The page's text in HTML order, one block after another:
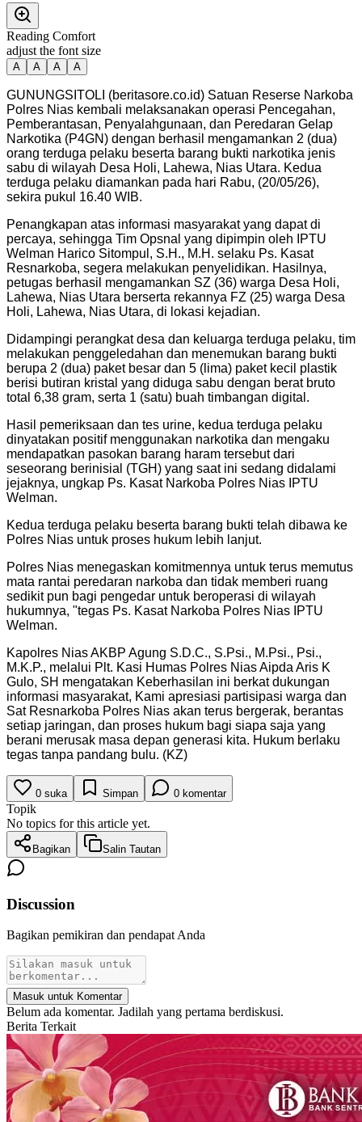
Reading Comfort
adjust the font size
A A A A
GUNUNGSITOLI (beritasore.co.id) Satuan Reserse Narkoba
Polres Nias kembali melaksanakan operasi Pencegahan,
Pemberantasan, Penyalahgunaan, dan Peredaran Gelap
Narkotika (P4GN) dengan berhasil mengamankan 2 (dua)
orang terduga pelaku beserta barang bukti narkotika jenis
sabu di wilayah Desa Holi, Lahewa, Nias Utara. Kedua
terduga pelaku diamankan pada hari Rabu, (20/05/26),
sekira pukul 16.40 WIB.
Penangkapan atas informasi masyarakat yang dapat di
percaya, sehingga Tim Opsnal yang dipimpin oleh IPTU
Welman Harico Sitompul, S.H., M.H. selaku Ps. Kasat
Resnarkoba, segera melakukan penyelidikan. Hasilnya,
petugas berhasil mengamankan SZ (36) warga Desa Holi,
Lahewa, Nias Utara berserta rekannya FZ (25) warga Desa
Holi, Lahewa, Nias Utara, di lokasi kejadian.
Didampingi perangkat desa dan keluarga terduga pelaku, tim
melakukan penggeledahan dan menemukan barang bukti
berupa 2 (dua) paket besar dan 5 (lima) paket kecil plastik
berisi butiran kristal yang diduga sabu dengan berat bruto
total 6,38 gram, serta 1 (satu) buah timbangan digital.
Hasil pemeriksaan dan tes urine, kedua terduga pelaku
dinyatakan positif menggunakan narkotika dan mengaku
mendapatkan pasokan barang haram tersebut dari
seseorang berinisial (TGH) yang saat ini sedang didalami
jejaknya, ungkap Ps. Kasat Narkoba Polres Nias IPTU
Welman.
Kedua terduga pelaku beserta barang bukti telah dibawa ke
Polres Nias untuk proses hukum lebih lanjut.
Polres Nias menegaskan komitmennya untuk terus memutus
mata rantai peredaran narkoba dan tidak memberi ruang
sedikit pun bagi pengedar untuk beroperasi di wilayah
hukumnya, "tegas Ps. Kasat Narkoba Polres Nias IPTU
Welman.
Kapolres Nias AKBP Agung S.D.C., S.Psi., M.Psi., Psi.,
M.K.P., melalui Plt. Kasi Humas Polres Nias Aipda Aris K
Gulo, SH mengatakan Keberhasilan ini berkat dukungan
informasi masyarakat, Kami apresiasi partisipasi warga dan
Sat Resnarkoba Polres Nias akan terus bergerak, berantas
setiap jaringan, dan proses hukum bagi siapa saja yang
berani merusak masa depan generasi kita. Hukum berlaku
tegas tanpa pandang bulu. (KZ)
0 suka Simpan 0 komentar
Topik
No topics for this article yet.
Bagikan Salin Tautan
Discussion
Bagikan pemikiran dan pendapat Anda
Masuk untuk Komentar
Belum ada komentar. Jadilah yang pertama berdiskusi.
Berita Terkait